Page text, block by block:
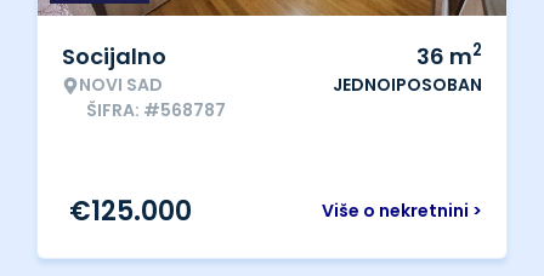
Socijalno
NOVI SAD
ŠIFRA: #568787
36 m2
JEDNOIPOSOBAN
Više o nekretnini >
€125.000